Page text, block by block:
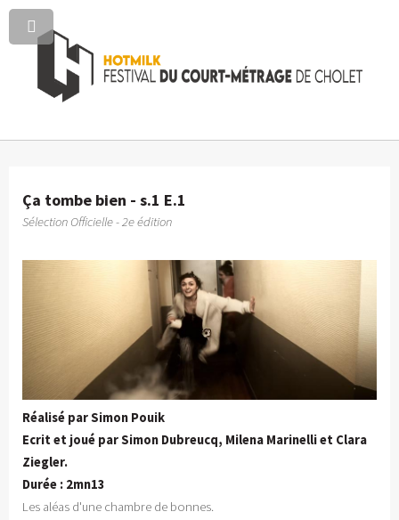
Ça tombe bien - s.1 E.1
Sélection Officielle - 2e édition
Réalisé par Simon Pouik
Ecrit et joué par Simon Dubreucq, Milena Marinelli et Clara
Ziegler.
Durée : 2mn13
Les aléas d'une chambre de bonnes.